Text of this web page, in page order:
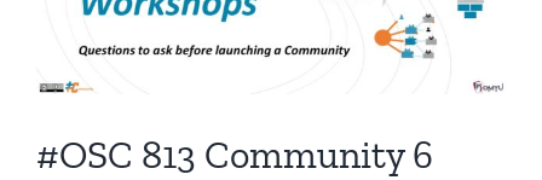
#OSC 813 Community 6